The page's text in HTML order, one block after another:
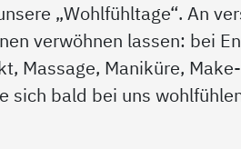
„Wohlfühltage“. An
verwöhnen lassen: bei
Massage, Maniküre,
sich bald bei uns